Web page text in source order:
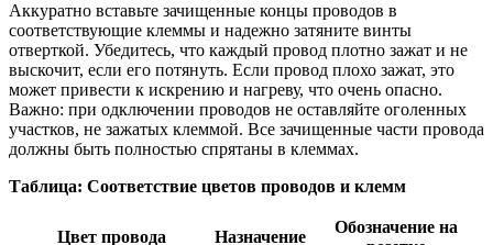
Аккуратно вставьте зачищенные концы проводов в
соответствующие клеммы и надежно затяните винты
отверткой. Убедитесь, что каждый провод плотно зажат и не
выскочит, если его потянуть. Если провод плохо зажат, это
может привести к искрению и нагреву, что очень опасно.
Важно: при одключении проводов не оставляйте оголенных
участков, не зажатых клеммой. Все зачищенные части провода
должны быть полностью спрятаны в клеммах.
Таблица: Соответствие цветов проводов и клемм
Цвет провода Назначение
Обозначение на